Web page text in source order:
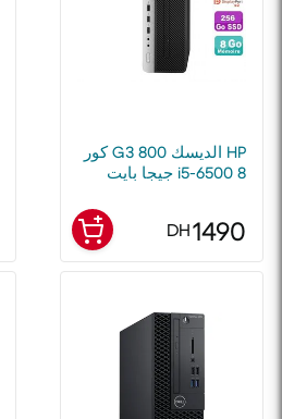
HP الديسك 800 G3 كور
i5-6500 8 جيجا بايت
1490
DH